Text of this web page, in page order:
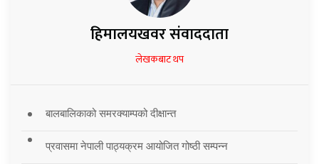
हिमालयखवर संवाददाता
लेखकबाट थप
बालबालिकाको समरक्याम्पको दीक्षान्त
प्रवासमा नेपाली पाठ्यक्रम आयोजित गोष्ठी सम्पन्न